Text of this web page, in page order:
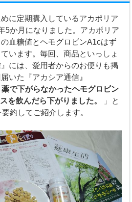
に定期購入しているアカポリア
5か月になりました。アカポリア
血糖値とヘモグロビンA1cはず
います。毎回、商品といっしょ
には、愛用者からのお便りも掲
いた『アカシア通信』
薬で下がらなかったヘモグロビン
を飲んだら下がりました。
」と
約してご紹介します。